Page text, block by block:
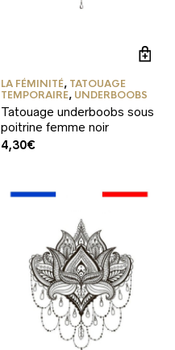
LA FÉMINITÉ, TATOUAGE
TEMPORAIRE, UNDERBOOBS
Tatouage underboobs sous
poitrine femme noir
4,30€